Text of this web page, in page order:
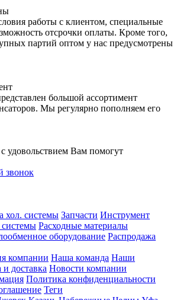
работы с клиентом, специальные
отсрочки оплаты. Кроме того,
партий оптом у нас предусмотрены
большой ассортимент
Мы регулярно пополняем его
удовольствием Вам помогут
звонок
хол. системы Запчасти Инструмент
Расходные материалы
оборудование Распродажа
компании Наша команда Наши
доставка Новости компании
Политика конфиденциальности
Теги